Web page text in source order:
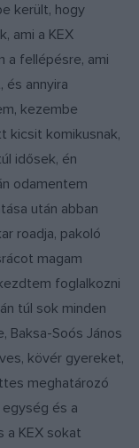
került, hogy
ami a KEX
a fellépésre, ami
és annyira
kezembe
kicsit komikusnak,
idősek, én
odamentem
után abban
roadja, pakoló
magam
foglalkozni
túl sok minden
Baksa-Soós János
kövér gyereket,
meghatározó
és a
a KEX sokat